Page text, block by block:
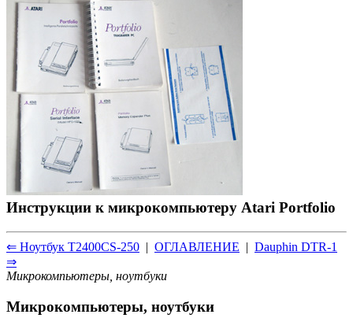
Инструкции к микрокомпьютеру Atari Portfolio
⇐ Ноутбук T2400CS-250 | ОГЛАВЛЕНИЕ | Dauphin DTR-1
⇒
Микрокомпьютеры, ноутбуки
Микрокомпьютеры, ноутбуки